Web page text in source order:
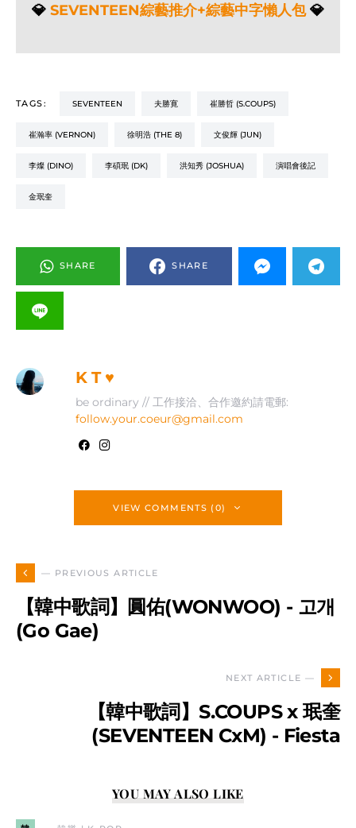
💎 SEVENTEEN綜藝推介+綜藝中字懶人包💎
TAGS: SEVENTEEN 夫勝寛 崔勝哲 (S.COUPS)
崔瀚率 (VERNON) 徐明浩 (THE 8) 文俊輝 (JUN)
李燦 (DINO) 李碩珉 (DK) 洪知秀 (JOSHUA) 演唱會後記
金珉奎
SHARE SHARE
K T ♥
be ordinary // 工作接洽、合作邀約請電郵:
follow.your.coeur@gmail.com
VIEW COMMENTS (0)
— PREVIOUS ARTICLE
【韓中歌詞】圓佑(WONWOO) - 고개
(Go Gae)
NEXT ARTICLE —
【韓中歌詞】S.COUPS x 珉奎
(SEVENTEEN CxM) - Fiesta
YOU MAY ALSO LIKE